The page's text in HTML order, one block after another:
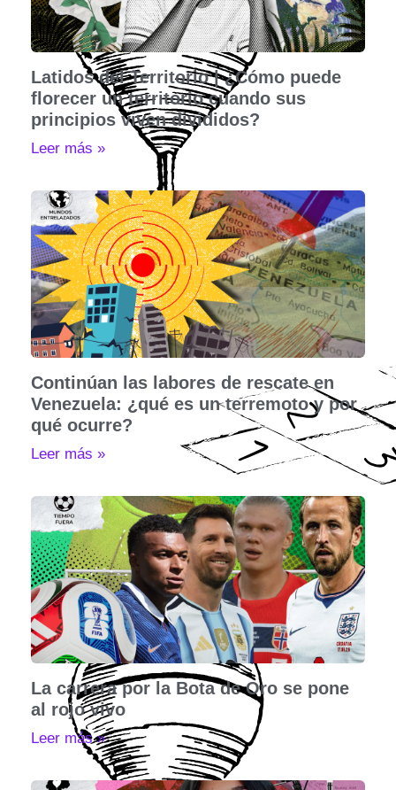
Latidos del Territorio | ¿Cómo puede
florecer un territorio cuando sus
principios viven divididos?
Leer más »
Continúan las labores de rescate en
Venezuela: ¿qué es un terremoto y por
qué ocurre?
Leer más »
La carrera por la Bota de Oro se pone
al rojo vivo
Leer más »